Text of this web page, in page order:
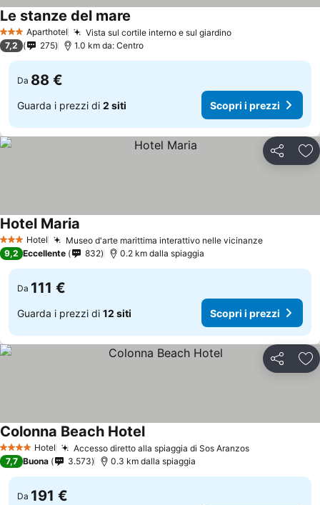
3 StelleAparthotel Vista sul cortile interno e sul giardino
Le stanze del mare
7,2 275 1.0 km da: Centro
Da 88 €
Guarda i prezzi di 2 siti Scopri i prezzi
Condividi
3 StelleHotel Museo d'arte marittima interattivo nelle vicinanze
Hotel Maria
9,2 Eccellente 832 0.2 km dalla spiaggia
Da 111 €
Guarda i prezzi di 12 siti Scopri i prezzi
Condividi
4 Stelle Hotel Accesso diretto alla spiaggia di Sos Aranzos
Colonna Beach Hotel
7,7 Buona 3.573 0.3 km dalla spiaggia
Da 191 €